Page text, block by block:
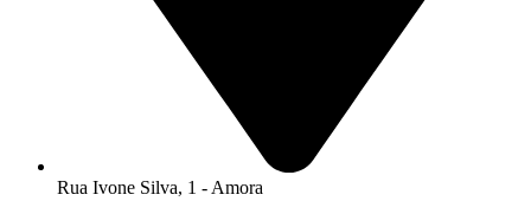
Rua Ivone Silva, 1 - Amora